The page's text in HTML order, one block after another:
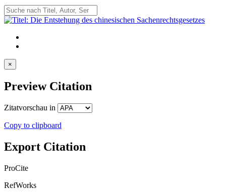
×
Preview Citation
Zitatvorschau in
Copy to clipboard
Export Citation
ProCite
RefWorks